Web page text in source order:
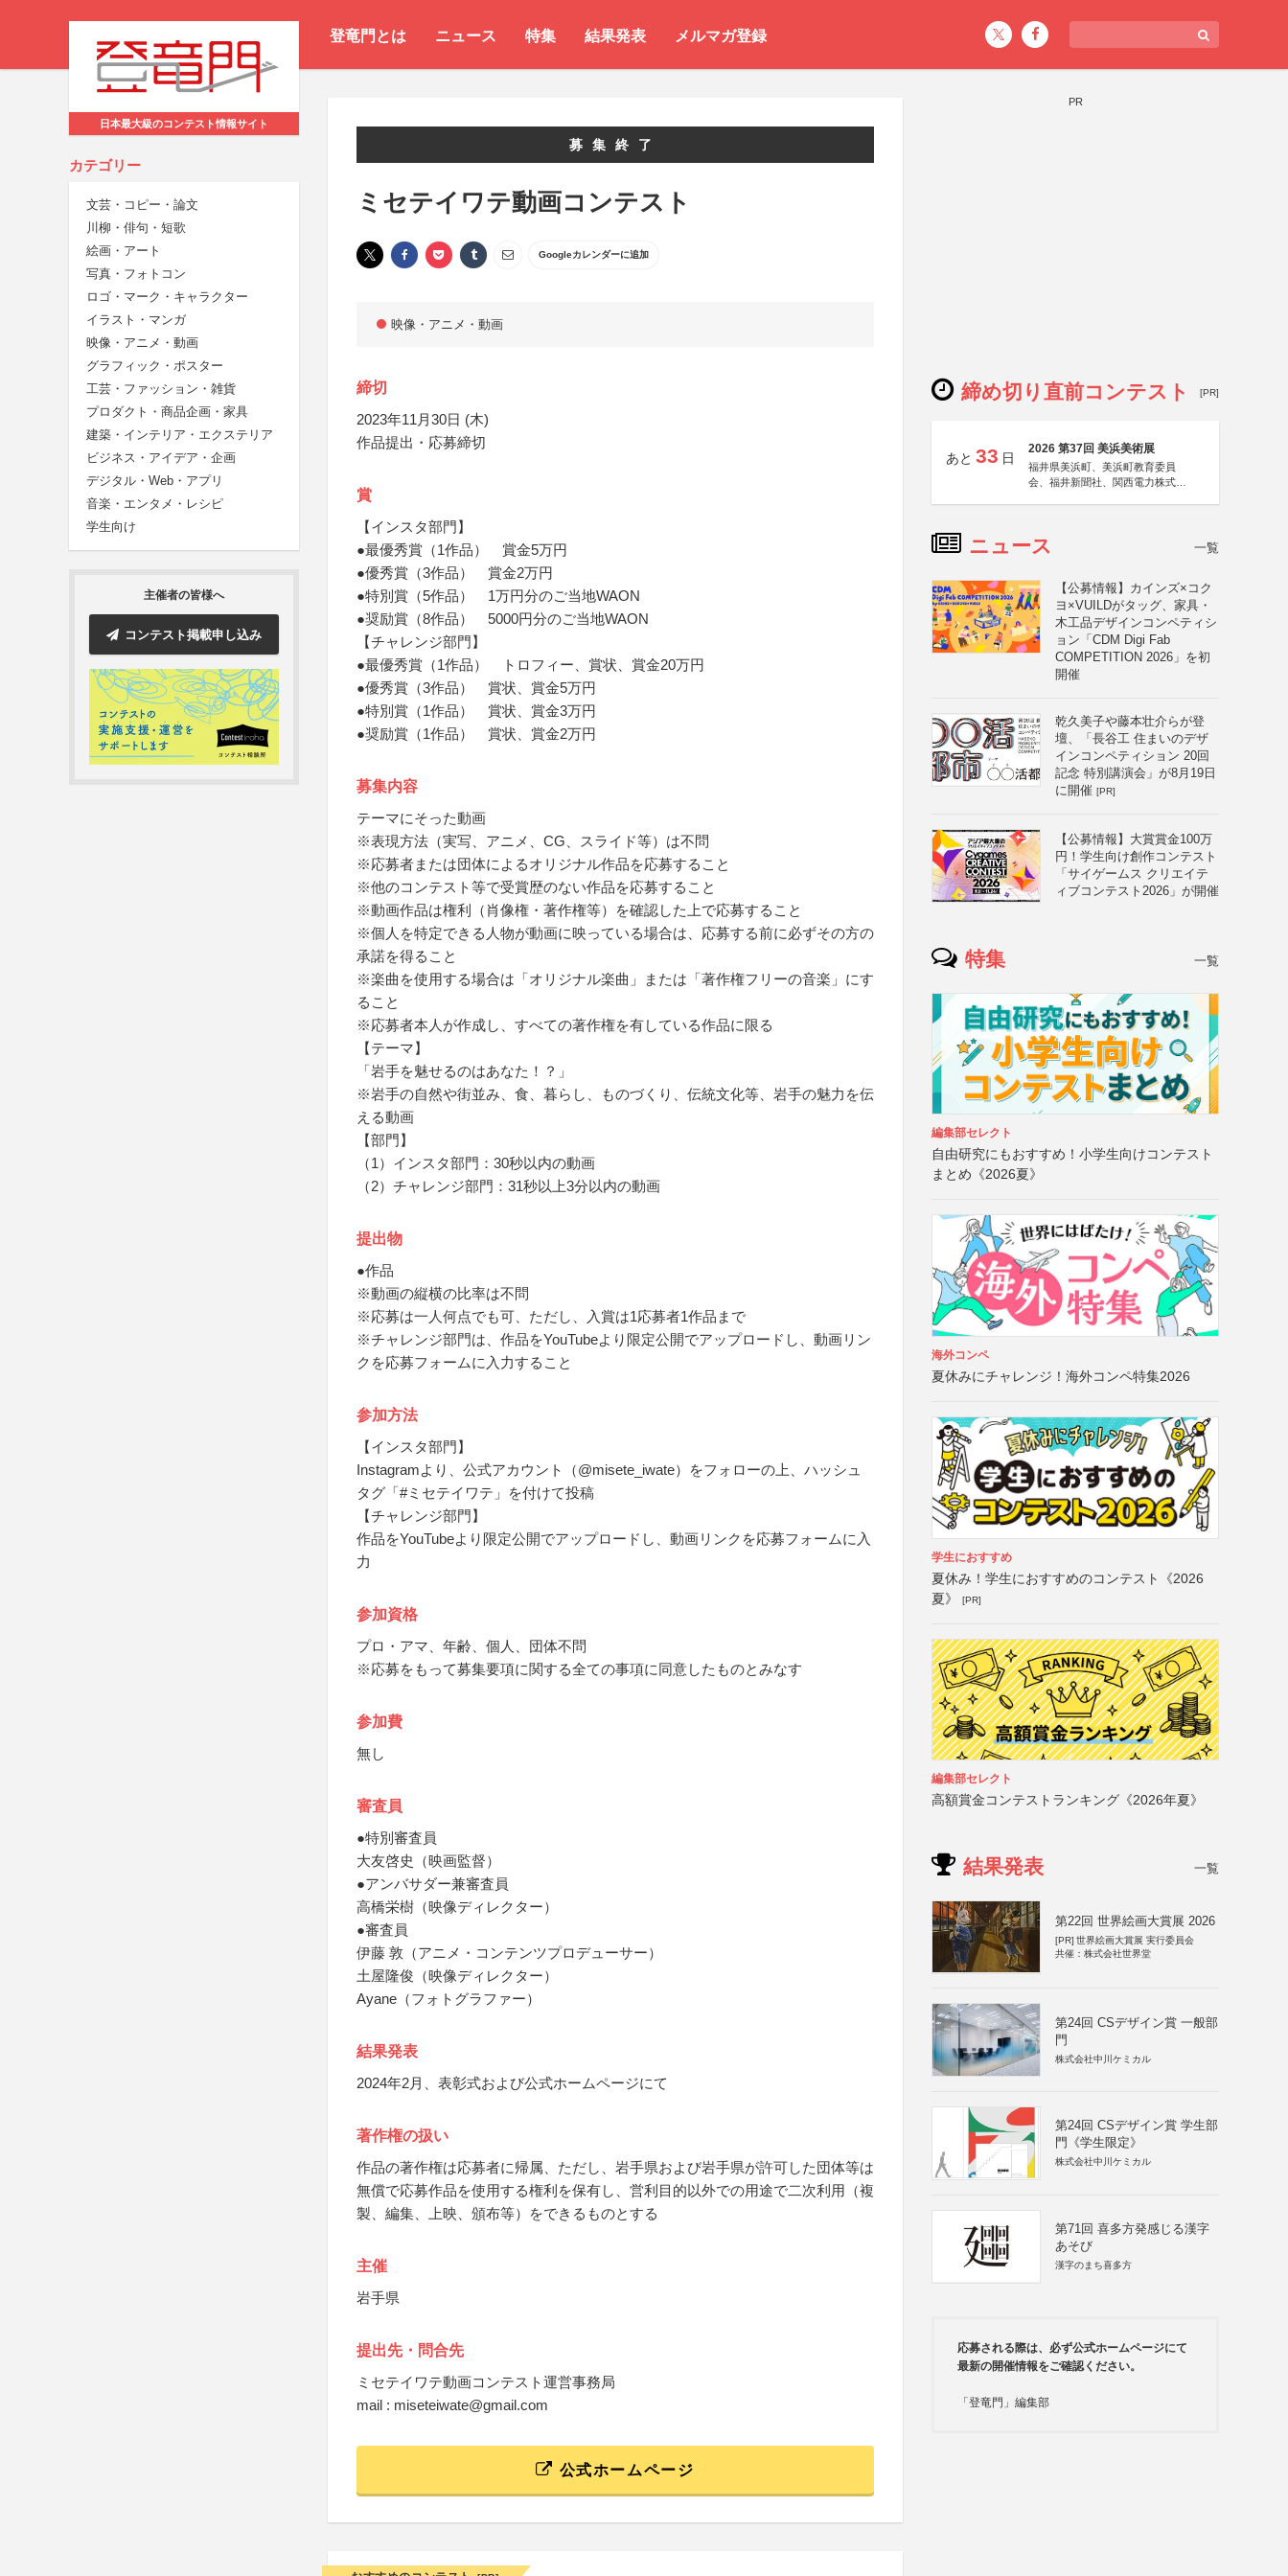
登竜門とは ニュース 特集 結果発表 メルマガ登録
日本最大級のコンテスト情報サイト
カテゴリー
文芸・コピー・論文
川柳・俳句・短歌
絵画・アート
写真・フォトコン
ロゴ・マーク・キャラクター
イラスト・マンガ
映像・アニメ・動画
グラフィック・ポスター
工芸・ファッション・雑貨
プロダクト・商品企画・家具
建築・インテリア・エクステリア
ビジネス・アイデア・企画
デジタル・Web・アプリ
音楽・エンタメ・レシピ
学生向け
主催者の皆様へ
コンテスト掲載申し込み
募集終了
ミセテイワテ動画コンテスト
Googleカレンダーに追加
映像・アニメ・動画
締切
2023年11月30日 (木)
作品提出・応募締切
賞
【インスタ部門】
●最優秀賞（1作品） 賞金5万円
●優秀賞（3作品） 賞金2万円
●特別賞（5作品） 1万円分のご当地WAON
●奨励賞（8作品） 5000円分のご当地WAON
【チャレンジ部門】
●最優秀賞（1作品） トロフィー、賞状、賞金20万円
●優秀賞（3作品） 賞状、賞金5万円
●特別賞（1作品） 賞状、賞金3万円
●奨励賞（1作品） 賞状、賞金2万円
募集内容
テーマにそった動画
※表現方法（実写、アニメ、CG、スライド等）は不問
※応募者または団体によるオリジナル作品を応募すること
※他のコンテスト等で受賞歴のない作品を応募すること
※動画作品は権利（肖像権・著作権等）を確認した上で応募すること
※個人を特定できる人物が動画に映っている場合は、応募する前に必ずその方の
承諾を得ること
※楽曲を使用する場合は「オリジナル楽曲」または「著作権フリーの音楽」にす
ること
※応募者本人が作成し、すべての著作権を有している作品に限る
【テーマ】
「岩手を魅せるのはあなた！？」
※岩手の自然や街並み、食、暮らし、ものづくり、伝統文化等、岩手の魅力を伝
える動画
【部門】
（1）インスタ部門：30秒以内の動画
（2）チャレンジ部門：31秒以上3分以内の動画
提出物
●作品
※動画の縦横の比率は不問
※応募は一人何点でも可、ただし、入賞は1応募者1作品まで
※チャレンジ部門は、作品をYouTubeより限定公開でアップロードし、動画リン
クを応募フォームに入力すること
参加方法
【インスタ部門】
Instagramより、公式アカウント（@misete_iwate）をフォローの上、ハッシュ
タグ「#ミセテイワテ」を付けて投稿
【チャレンジ部門】
作品をYouTubeより限定公開でアップロードし、動画リンクを応募フォームに入
力
参加資格
プロ・アマ、年齢、個人、団体不問
※応募をもって募集要項に関する全ての事項に同意したものとみなす
参加費
無し
審査員
●特別審査員
大友啓史（映画監督）
●アンバサダー兼審査員
高橋栄樹（映像ディレクター）
●審査員
伊藤 敦（アニメ・コンテンツプロデューサー）
土屋隆俊（映像ディレクター）
Ayane（フォトグラファー）
結果発表
2024年2月、表彰式および公式ホームページにて
著作権の扱い
作品の著作権は応募者に帰属、ただし、岩手県および岩手県が許可した団体等は
無償で応募作品を使用する権利を保有し、営利目的以外での用途で二次利用（複
製、編集、上映、頒布等）をできるものとする
主催
岩手県
提出先・問合先
ミセテイワテ動画コンテスト運営事務局
mail : miseteiwate@gmail.com
公式ホームページ
PR
締め切り直前コンテスト [PR]
あと 33 日
2026 第37回 美浜美術展
福井県美浜町、美浜町教育委員
会、福井新聞社、関西電力株式会
ニュース 一覧
【公募情報】カインズ×コク
ヨ×VUILDがタッグ、家具・
木工品デザインコンペティシ
ョン「CDM Digi Fab
COMPETITION 2026」を初
開催
乾久美子や藤本壮介らが登
壇、「長谷工 住まいのデザ
インコンペティション 20回
記念 特別講演会」が8月19日
に開催 [PR]
【公募情報】大賞賞金100万
円！学生向け創作コンテスト
「サイゲームス クリエイテ
ィブコンテスト2026」が開催
特集 一覧
編集部セレクト
自由研究にもおすすめ！小学生向けコンテスト
まとめ《2026夏》
海外コンペ
夏休みにチャレンジ！海外コンペ特集2026
学生におすすめ
夏休み！学生におすすめのコンテスト《2026
夏》
[PR]
編集部セレクト
高額賞金コンテストランキング《2026年夏》
結果発表 一覧
第22回 世界絵画大賞展 2026
[PR] 世界絵画大賞展 実行委員会
共催：株式会社世界堂
第24回 CSデザイン賞 一般部
門
株式会社中川ケミカル
第24回 CSデザイン賞 学生部
門《学生限定》
株式会社中川ケミカル
第71回 喜多方発感じる漢字
あそび
漢字のまち喜多方
応募される際は、必ず公式ホームページにて
最新の開催情報をご確認ください。
「登竜門」編集部